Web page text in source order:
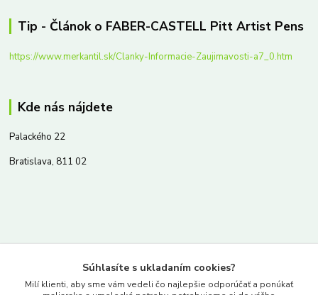
Tip - Článok o FABER-CASTELL Pitt Artist Pens
https://www.merkantil.sk/Clanky-Informacie-Zaujimavosti-a7_0.htm
Kde nás nájdete
Palackého 22
Bratislava, 811 02
www.merkantil.sk
Súhlasíte s ukladaním cookies?
Milí klienti, aby sme vám vedeli čo najlepšie odporúčať a ponúkať